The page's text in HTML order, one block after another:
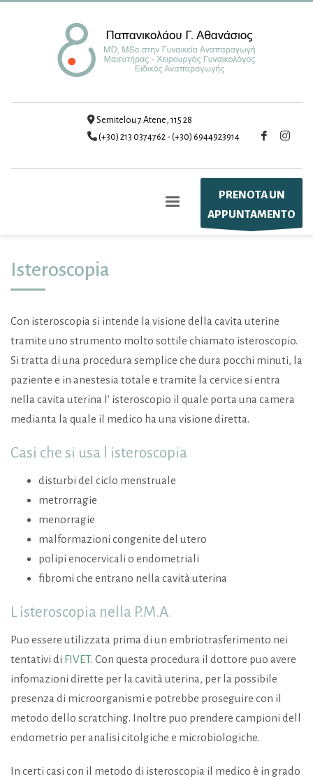
Semitelou 7 Atene, 115 28
(+30) 213 0374762 - (+30) 6944923914
PRENOTA UN
APPUNTAMENTO
Isteroscopia
Con isteroscopia si intende la visione della cavita uterine
tramite uno strumento molto sottile chiamato isteroscopio.
Si tratta di una procedura semplice che dura pocchi minuti, la
paziente e in anestesia totale e tramite la cervice si entra
nella cavita uterina l’ isteroscopio il quale porta una camera
medianta la quale il medico ha una visione diretta.
Casi che si usa l isteroscopia
disturbi del ciclo menstruale
metrorragie
menorragie
malformazioni congenite del utero
polipi enocervicali o endometriali
fibromi che entrano nella cavità uterina
L isteroscopia nella P.M.A.
Puo essere utilizzata prima di un embriotrasferimento nei
tentativi di FIVET. Con questa procedura il dottore puo avere
infomazioni dirette per la cavità uterina, per la possibile
presenza di microorganismi e potrebbe proseguire con il
metodo dello scratching. Inoltre puo prendere campioni dell
endometrio per analisi citolgiche e microbiologiche.
In certi casi con il metodo di isteroscopia il medico è in grado